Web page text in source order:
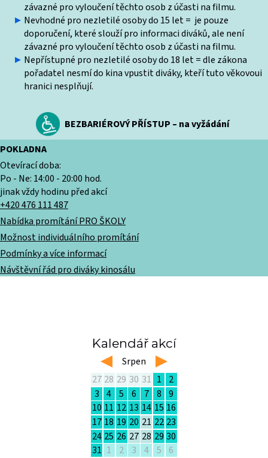
závazné pro vyloučení těchto osob z účasti na filmu.
Nevhodné pro nezletilé osoby do 15 let = je pouze
doporučení, které slouží pro informaci diváků, ale není
závazné pro vyloučení těchto osob z účasti na filmu.
Nepřístupné pro nezletilé osoby do 18 let = dle zákona
pořadatel nesmí do kina vpustit diváky, kteří tuto věkovoui
hranici nesplňují.
BEZBARIÉROVÝ PŘÍSTUP – na vyžádání
POKLADNA
Otevírací doba:
Po - Ne: 14:00 - 20:00 hod.
jinak vždy hodinu před akcí
+420 476 111 487
Nabídka promítání PRO ŠKOLY
Možnost individuálního promítání
Podmínky a více informací
Návštěvní řád pro diváky kinosálu
Kalendář akcí
left Srpen right
27 28 29 30 31 1
2
3
4 5 6 7 8
9
10 11 12 13 14 15 16
17 18 19 20 21 22 23
24 25 26 27 28 29 30
31 1 2 3 4 5 6